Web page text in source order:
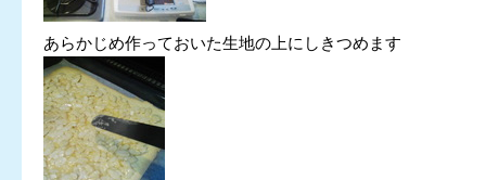
あらかじめ作っておいた生地の上にしきつめます